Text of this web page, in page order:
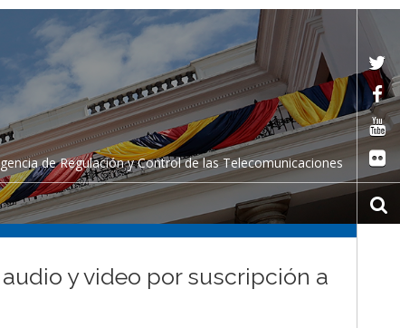
de Regulación y Control de las Telecomunicaciones
y video por suscripción a